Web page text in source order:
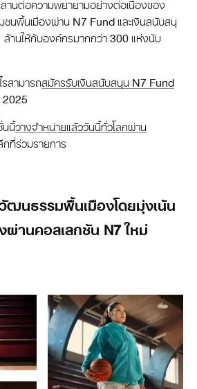
านต่อความพยายามอย่างต่อเนื่องของ
ชนพื้นเมืองผ่าน N7 Fund และเงินสนับสนุ
านให้กับองค์กรมากกว่า 300 แห่งนับ
สามารถสมัครรับเงินสนับสนุน N7 Fund
2025
นนี้วางจำหน่ายแล้ววันนี้ทั่วโลกผ่าน
กที่ร่วมรายการ
ฒนธรรมพื้นเมืองโดยมุ่งเน้น
ผ่านคอลเลกชัน N7 ใหม่